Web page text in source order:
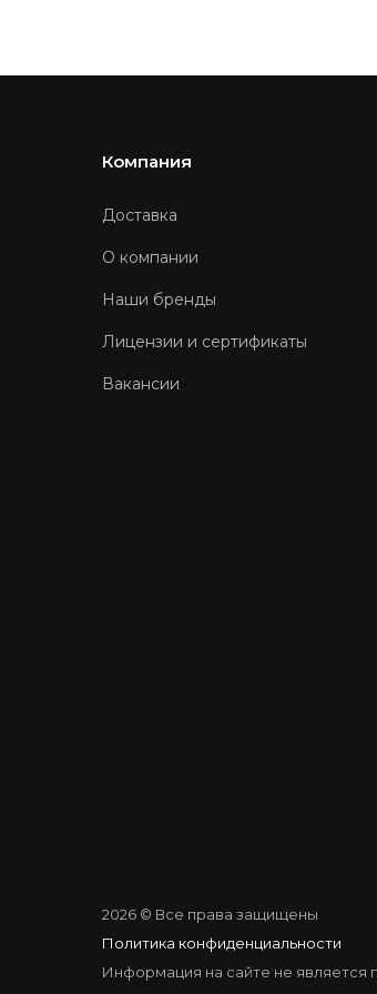
Компания
Доставка
О компании
Наши бренды
Лицензии и сертификаты
Вакансии
2026 © Все права защищены
Политика конфиденциальности
Информация на сайте не является